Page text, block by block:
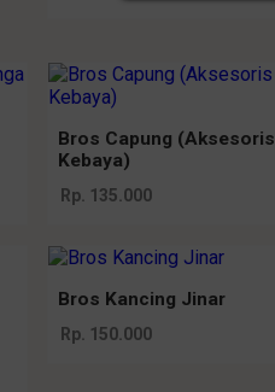
Bros Capung (Aksesoris
Kebaya)
Rp. 135.000
Bros Kancing Jinar
Rp. 150.000